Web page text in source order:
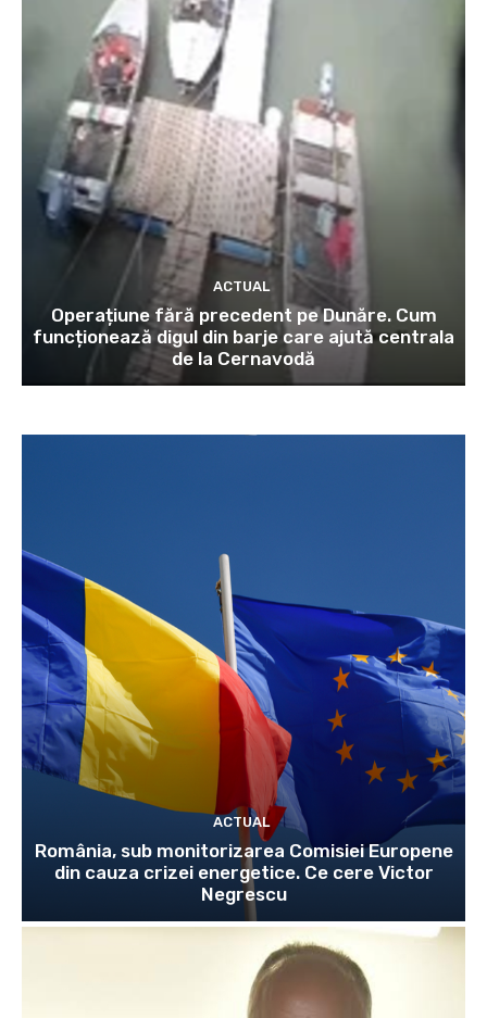
ACTUAL
Operațiune fără precedent pe Dunăre. Cum
funcționează digul din barje care ajută centrala
de la Cernavodă
ACTUAL
România, sub monitorizarea Comisiei Europene
din cauza crizei energetice. Ce cere Victor
Negrescu